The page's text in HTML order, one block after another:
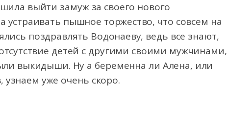
выйти замуж за своего нового
устраивать пышное торжество, что совсем на
поздравлять Водонаеву, ведь все знают,
детей с другими своими мужчинами,
выкидыши. Ну а беременна ли Алена, или
уже очень скоро.